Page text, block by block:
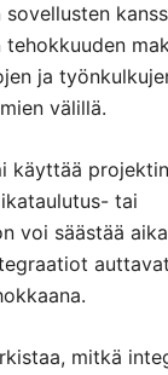
ja
välillä.
käyttää
tai
voi säästää
mitkä